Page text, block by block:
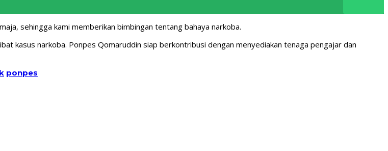
sehingga kami memberikan bimbingan tentang bahaya narkoba.
kasus narkoba. Ponpes Qomaruddin siap berkontribusi dengan menyediakan tenaga pengajar dan
ponpes